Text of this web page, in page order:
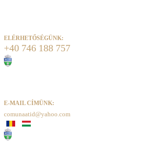
ELÉRHETŐSÉGÜNK:
+40 746 188 757
E-MAIL CÍMÜNK:
comunaatid@yahoo.com